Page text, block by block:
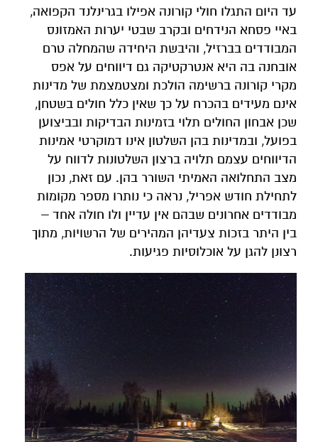
עד היום התגלו חולי קורונה אפילו בגרינלנד הקפואה,
באיי פסחא הנידחים ובקרב שבטי יערות האמזונס
המבודדים בברזיל, והיבשת היחידה שהמחלה טרם
אובחנה בה היא אנטרקטיקה גם דיווחים על אפס
מקרי קורונה ברשימה הולכת ומצטמצמת של מדינות
אינם מעידים בהכרח על כך שאין כלל חולים בשטחן,
שכן אבחון החולים תלוי בזמינות הבדיקות ובביצוען
בפועל, ובמדינות בהן השלטון אינו דמוקרטי אמינות
הדיווחים עצמם תלויה ברצון השלטונות לדווח על
מצב התחלואה האמיתי השורר בהן. עם זאת, נכון
לתחילת חודש אפריל, נראה כי נותרו מספר מקומות
מבודדים אחרונים שבהם אין עדיין ולו חולה אחד –
בין היתר בזכות צעדיהן המהירים של הרשויות, מתוך
רצונן להגן על אוכלוסיות פגיעות.